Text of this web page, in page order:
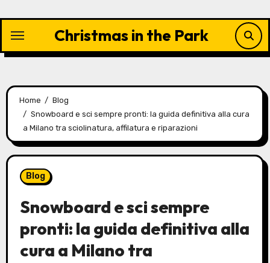
content
Christmas in the Park
Home
Blog
Snowboard e sci sempre pronti: la guida definitiva alla cura
a Milano tra sciolinatura, affilatura e riparazioni
Blog
Snowboard e sci sempre
pronti: la guida definitiva alla
cura a Milano tra